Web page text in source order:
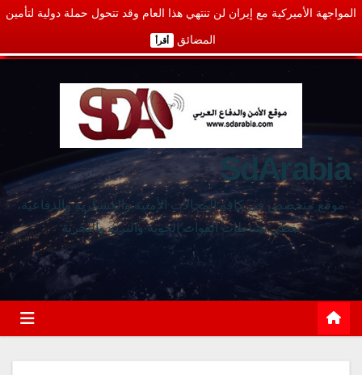
المواجهة الأميركية مع إيران لن تنتهي هذا العام وقد تتحول حملة دولية لتأمين
المضائق أقرأ
SdArabia
موقع متخصص في كافة المجالات الأمنية والعسكرية والدفاعية،
يغطي نشاطات القوات الجوية والبرية والبحرية